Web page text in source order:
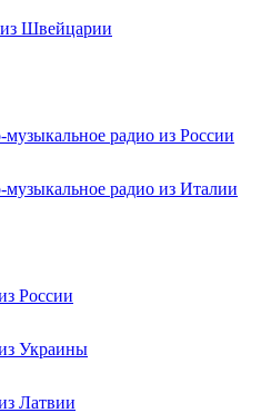
Швейцарии
музыкальное радио из России
музыкальное радио из Италии
России
Украины
Латвии